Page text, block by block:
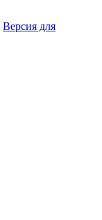
Версия для